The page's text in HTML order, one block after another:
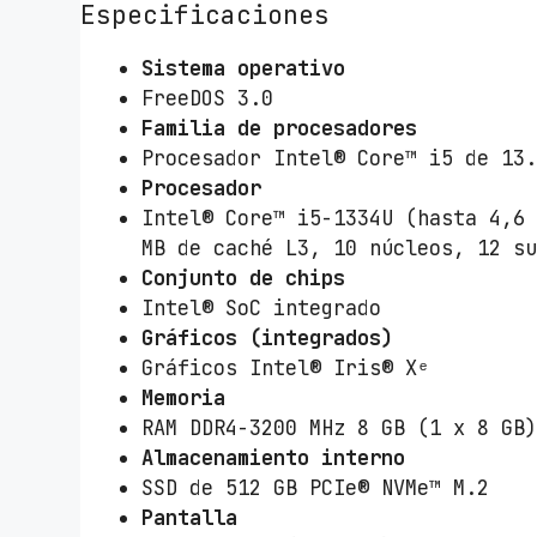
Especificaciones
Sistema operativo
FreeDOS 3.0
Familia de procesadores
Procesador Intel® Core™ i5 de
Procesador
Intel® Core™ i5-1334U (hasta
MB de caché L3, 10 núcleos, 12
Conjunto de chips
Intel® SoC integrado
Gráficos (integrados)
Gráficos Intel® Iris® Xᵉ
Memoria
RAM DDR4-3200 MHz 8 GB (1 x 8 GB)
Almacenamiento interno
SSD de 512 GB PCIe® NVMe™ M.2
Pantalla